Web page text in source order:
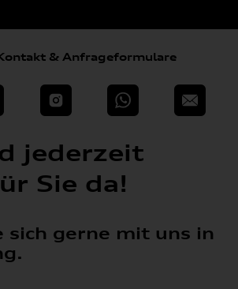
& Anfrageformulare
Instagram WhatsApp E-Mail
jederzeit
Sie da!
sich gerne mit uns in